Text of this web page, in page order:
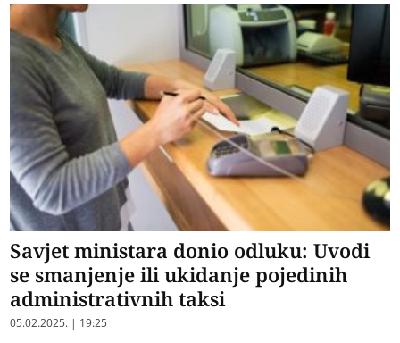
Savjet ministara donio odluku: Uvodi
se smanjenje ili ukidanje pojedinih
administrativnih taksi
05.02.2025. | 19:25